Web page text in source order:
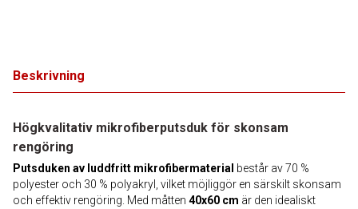
Beskrivning
Högkvalitativ mikrofiberputsduk för skonsam
rengöring
Putsduken av luddfritt mikrofibermaterial består av 70 %
polyester och 30 % polyakryl, vilket möjliggör en särskilt skonsam
och effektiv rengöring. Med måtten 40x60 cm är den idealiskt